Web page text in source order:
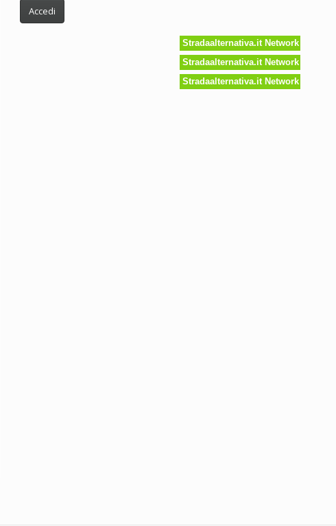
Accedi
Stradaalternativa.it Network
Stradaalternativa.it Network
Stradaalternativa.it Network